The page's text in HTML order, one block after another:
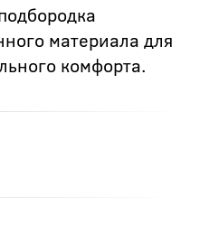
материала для
комфорта.